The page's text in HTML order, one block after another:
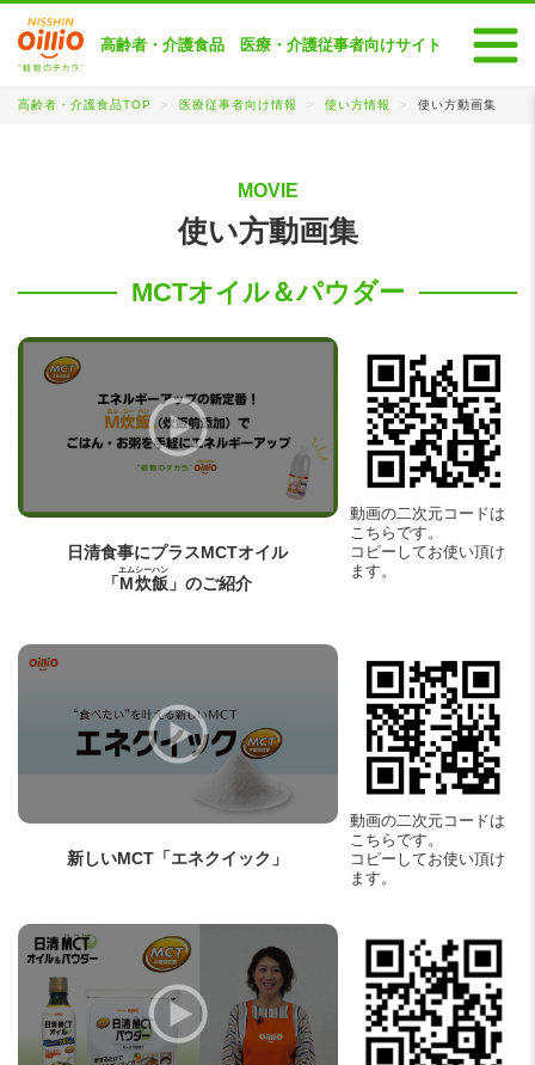
高齢者・介護食品 医療・介護従事者向けサイト
高齢者・介護食品TOP 医療従事者向け情報 使い方情報 使い方動画集
MOVIE
使い方動画集
MCTオイル＆パウダー
日清食事にプラスMCTオイル
「M
エム
炊飯
シーハン
」のご紹介
動画の二次元コードは
こちらです。
コピーしてお使い頂け
ます。
新しいMCT 「エネクイック」
動画の二次元コードは
こちらです。
コピーしてお使い頂け
ます。